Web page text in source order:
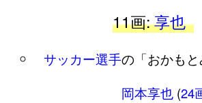
11画:享也
サッカー選手の「おかも
岡本享也 (24